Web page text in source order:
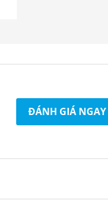
ĐÁNH GIÁ NGAY